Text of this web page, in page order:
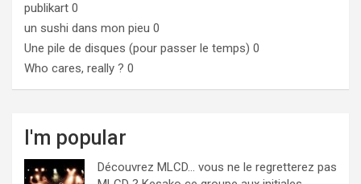
publikart 0
un sushi dans mon pieu 0
Une pile de disques (pour passer le temps) 0
Who cares, really ? 0
I'm popular
Découvrez MLCD… vous ne le regretterez pas